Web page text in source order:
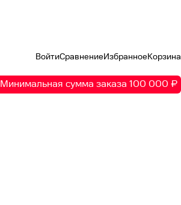
ВойтиСравнениеИзбранноеКорзина
Минимальная сумма заказа 100 000 ₽